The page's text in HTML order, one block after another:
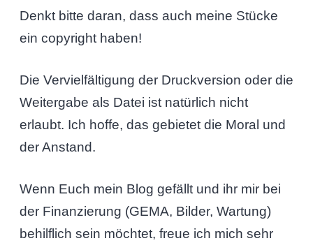
Denkt bitte daran, dass auch meine Stücke
ein copyright haben!
Die Vervielfältigung der Druckversion oder die
Weitergabe als Datei ist natürlich nicht
erlaubt. Ich hoffe, das gebietet die Moral und
der Anstand.
Wenn Euch mein Blog gefällt und ihr mir bei
der Finanzierung (GEMA, Bilder, Wartung)
behilflich sein möchtet, freue ich mich sehr